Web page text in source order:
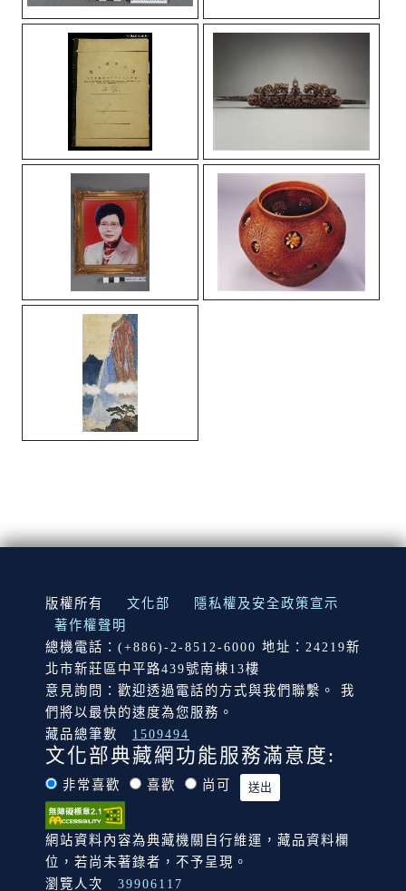
:::
版權所有 文化部
隱私權及安全政策宣示
著作權聲明
總機電話：(+886)-2-8512-6000 地址：24219新
北市新莊區中平路439號南棟13樓
意見詢問：歡迎透過電話的方式與我們聯繫。 我
們將以最快的速度為您服務。
藏品總筆數
1509494
文化部典藏網功能服務滿意度:
非常喜歡 喜歡 尚可
網站資料內容為典藏機關自行維運，藏品資料欄
位，若尚未著錄者，不予呈現。
瀏覽人次
39906117